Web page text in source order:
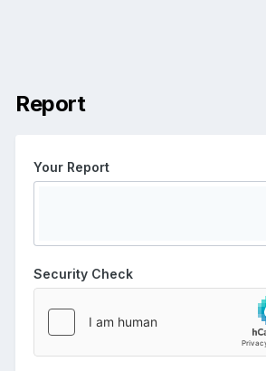
Report
Your Report
Security Check